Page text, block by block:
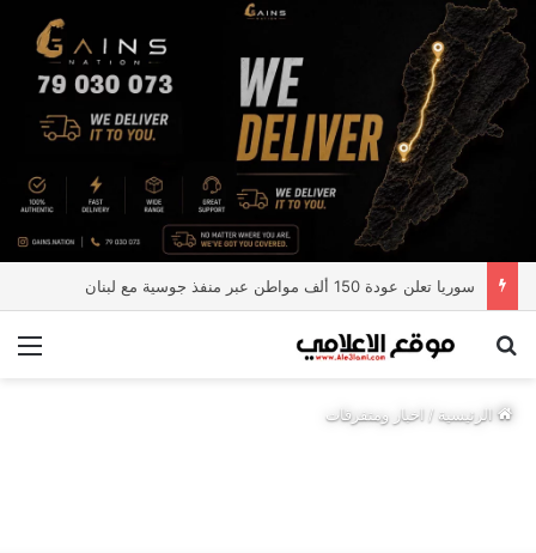
سوريا تعلن عودة 150 ألف مواطن عبر منفذ جوسية مع لبنان
بحث عن
الرئيسية/ اخبار ومتفرقات